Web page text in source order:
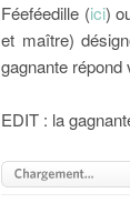
Féeféedille (ici)
et maître)
gagnante répond
EDIT : la